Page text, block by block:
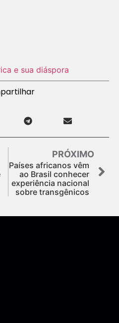
e sua diáspora
PRÓXIMO
Países africanos vêm
ao Brasil conhecer
experiência nacional
sobre transgênicos